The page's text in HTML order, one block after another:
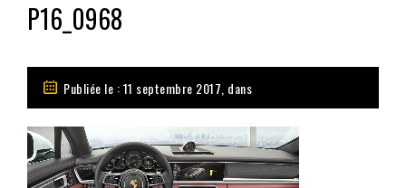
P16_0968
Publiée le : 11 septembre 2017, dans